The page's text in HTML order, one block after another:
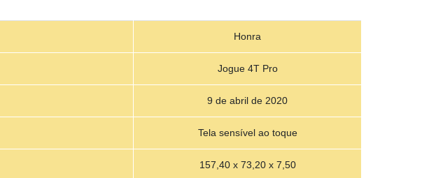
Honra
Jogue 4T Pro
9 de abril de 2020
Tela sensível ao toque
157,40 x 73,20 x 7,50